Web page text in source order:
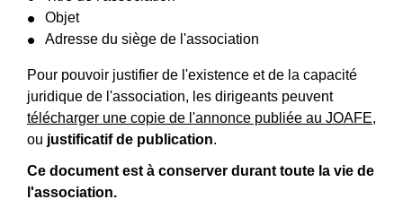
Objet
Adresse du siège de l'association
Pour pouvoir justifier de l'existence et de la capacité
juridique de l'association, les dirigeants peuvent
télécharger une copie de l'annonce publiée au JOAFE,
ou justificatif de publication.
Ce document est à conserver durant toute la vie de
l'association.